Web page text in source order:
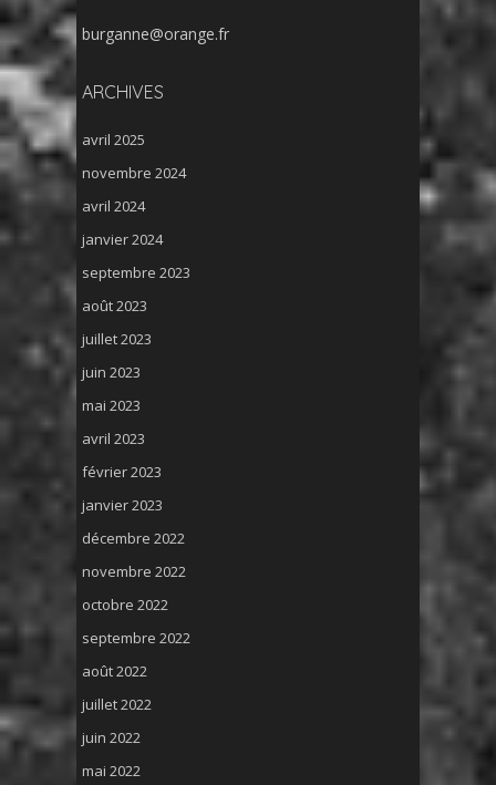
burganne@orange.fr
ARCHIVES
avril 2025
novembre 2024
avril 2024
janvier 2024
septembre 2023
août 2023
juillet 2023
juin 2023
mai 2023
avril 2023
février 2023
janvier 2023
décembre 2022
novembre 2022
octobre 2022
septembre 2022
août 2022
juillet 2022
juin 2022
mai 2022